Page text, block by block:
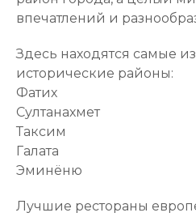
впечатлений и
Здесь находятся самые
исторические районы:
Фатих
Султанахмет
Таксим
Галата
Эминёню
Лучшие рестораны